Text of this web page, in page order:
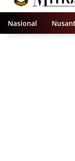
Nasional